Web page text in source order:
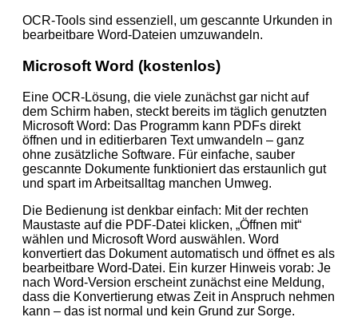
OCR‑Tools sind essenziell, um gescannte Urkunden in
bearbeitbare Word‑Dateien umzuwandeln.
Microsoft Word (kostenlos)
Eine OCR-Lösung, die viele zunächst gar nicht auf
dem Schirm haben, steckt bereits im täglich genutzten
Microsoft Word: Das Programm kann PDFs direkt
öffnen und in editierbaren Text umwandeln – ganz
ohne zusätzliche Software. Für einfache, sauber
gescannte Dokumente funktioniert das erstaunlich gut
und spart im Arbeitsalltag manchen Umweg.
Die Bedienung ist denkbar einfach: Mit der rechten
Maustaste auf die PDF-Datei klicken, „Öffnen mit“
wählen und Microsoft Word auswählen. Word
konvertiert das Dokument automatisch und öffnet es als
bearbeitbare Word-Datei. Ein kurzer Hinweis vorab: Je
nach Word-Version erscheint zunächst eine Meldung,
dass die Konvertierung etwas Zeit in Anspruch nehmen
kann – das ist normal und kein Grund zur Sorge.